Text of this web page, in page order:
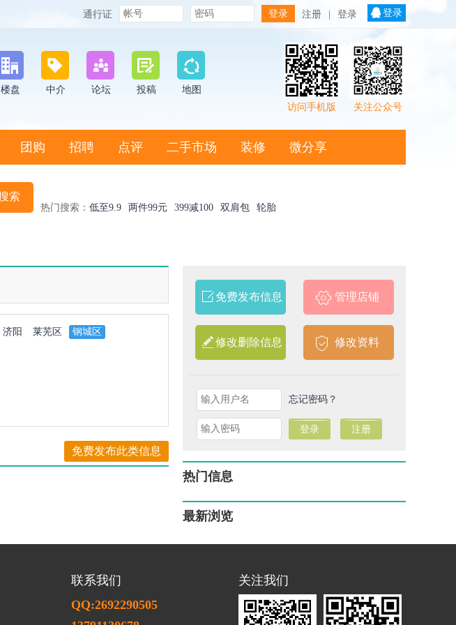
通行证 注册 登录 登录
楼盘 中介 论坛 投稿
地图
关注公众号
访问手机版
团购 招聘 点评 二手市场 装修 微分享
热门搜索： 低至9.9 两件99元 399减100 双肩包 轮胎
济阳 莱芜区
钢城区
免费发布此类信息
免费发布信息 管理店铺
修改删除信息 修改资料
忘记密码？
热门信息
最新浏览
联系我们
QQ:2692290505
关注我们